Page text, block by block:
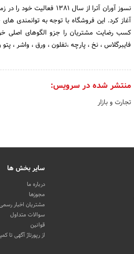
نسوز آوران آترا از سال
آغاز کرد. این فروشگاه با توجه به توانمندی
کسب رضایت مشتریان را جزو الگوهای اصلی
فایبرگلاس ، نخ ، پارچه ،تفلون ، ورق ، واشر ،
منتشر شده در سرویس:
تجارت و بازار
سایر بخش ها
درباره ما
مجوزها
مشتریان اخبار
سوالات متداول
قوانین
از رپورتاژ آگهی تا